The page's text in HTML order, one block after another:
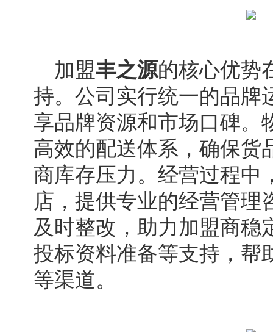
加盟丰之源的核心优势
持。公司实行统一的品牌
享品牌资源和市场口碑。
高效的配送体系，确保货
商库存压力。经营过程中
店，提供专业的经营管理
及时整改，助力加盟商稳
投标资料准备等支持，帮
等渠道。